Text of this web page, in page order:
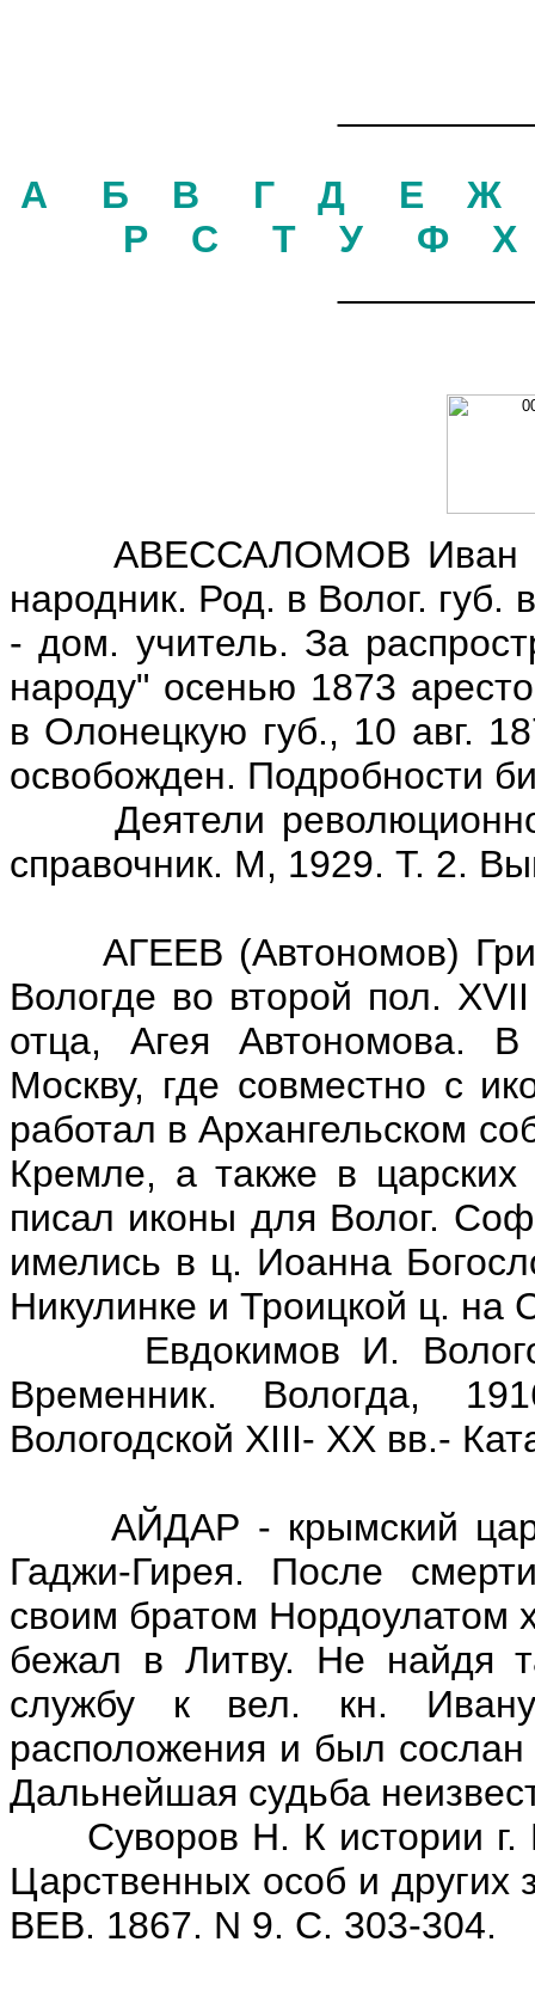
А Б В Г Д Е
Ж
Р
С Т У Ф
Х
АВЕССАЛОМОВ Иван
народник. Род. в Волог.
- дом. учитель. За
народу" осенью 1873
в Олонецкую губ., 10 авг.
освобожден. Подробности
Деятели
справочник. М, 1929. Т. 2.
АГЕЕВ (Автономов)
Вологде во второй пол.
отца, Агея Автономова.
Москву, где совместно с
работал в Архангельском
Кремле, а также в
писал иконы для Волог.
имелись в ц. Иоанна
Никулинке и Троицкой ц. на
Евдокимов И.
Временник. Вологда,
Вологодской XIII- XX вв.-
АЙДАР - крымский
Гаджи-Гирея. После
своим братом Нордоулатом
бежал в Литву. Не найдя
службу к вел. кн.
расположения и был
Дальнейшая судьба
Суворов Н. К истории г.
Царственных особ и других
ВЕВ. 1867. N 9. С. 303-304.